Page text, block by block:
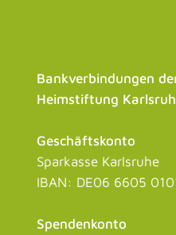
Bankverbindungen
Heimstiftung
Geschäftskonto
Sparkasse Karlsruhe
IBAN: DE06 6605
Spendenkonto